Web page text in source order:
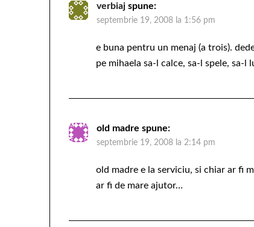
verbiaj spune:
septembrie 19, 2008 la 1:56 pm
e buna pentru un menaj (a trois).
pe mihaela sa-l calce, sa-l spele, sa-l
old madre spune:
septembrie 19, 2008 la 2:14 pm
old madre e la serviciu, si chiar ar fi
ar fi de mare ajutor…